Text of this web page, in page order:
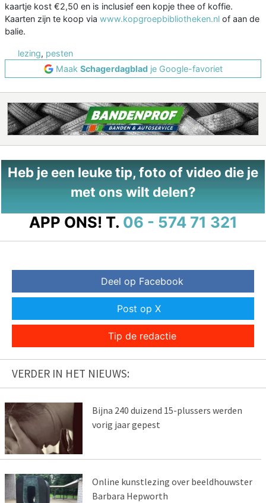
kaartje kost €2,50 en is inclusief een kopje thee of koffie.
Kaarten zijn te koop via www.kopgroepbibliotheken.nl of aan de
balie.
lezing, pesten
Maak Schagerdagbladje Google-favoriet
Heb je een leuke tip, foto of video die je
met ons wilt delen?
APP ONS! T. 06 - 574 71 321
Deel op Facebook
Post op X
Tip de redactie
VERDER IN HET NIEUWS:
Bijna 240 duizend 15-plussers werden
vorig jaar gepest
Online kunstlezing over beeldhouwster
Barbara Hepworth